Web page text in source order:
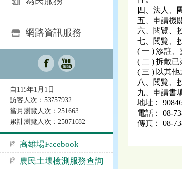
網路資訊服務
自115年1月1日
訪客人次：53757932
當月瀏覽人次：251663
累計瀏覽人次：25871082
高雄場Facebook
農民土壤檢測服務查詢
四、法人、
五、申請機
六、閱覽、
七、閱覽、
( 一 ) 添註、
( 二 ) 拆散已
( 三 ) 以其他
八、閱覽、
九、申請書
地址：
電話： 08-
傳真： 08-